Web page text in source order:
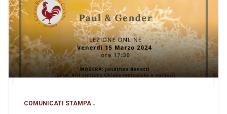
COMUNICATI STAMPA